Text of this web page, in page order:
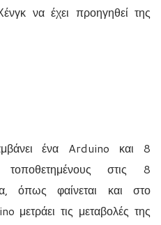
να έχει προηγηθεί της
ένα Arduino και 8
τοποθετημένους στις 8
όπως φαίνεται και στο
τις μεταβολές της